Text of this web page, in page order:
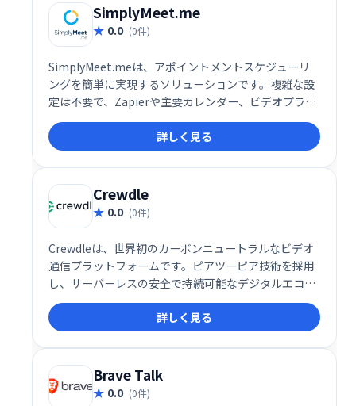
SimplyMeet.me
0.0 (0件)
SimplyMeet.meは、アポイントメントスケジューリ
ングを簡単に実現するソリューションです。複雑な設
定は不要で、Zapierや主要カレンダー、ビデオプラッ
トフォームとの統合も可能です。スムーズな予約管理
で、お客様と効率的なミーティングを実現します。業
務効率化に繋がるシンプルで使いやすいシステムで
す。
詳しく見る
Crewdle
0.0 (0件)
Crewdleは、世界初のカーボンニュートラルなビデオ
通信プラットフォームです。ピアツーピア技術を採用
し、サーバーレスの安全で持続可能なデジタルエコシ
ステムを実現しました。従来のビデオ会議システムと
は異なり、環境への負荷を最小限に抑えながら、高品
質なコミュニケーションを提供します。一度の会話で
地球に貢献できる、革新的なソリューションです。
詳しく見る
Brave Talk
0.0 (0件)